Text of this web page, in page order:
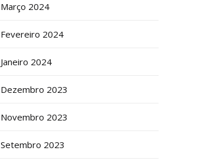
Março 2024
Fevereiro 2024
Janeiro 2024
Dezembro 2023
Novembro 2023
Setembro 2023